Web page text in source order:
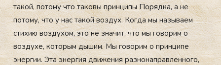
такой, потому что таковы принципы Порядка, а не
потому, что у нас такой воздух. Когда мы называем
стихию воздухом, это не значит, что мы говорим о
воздухе, которым дышим. Мы говорим о принципе
энергии. Эта энергия движения разнонаправленного,